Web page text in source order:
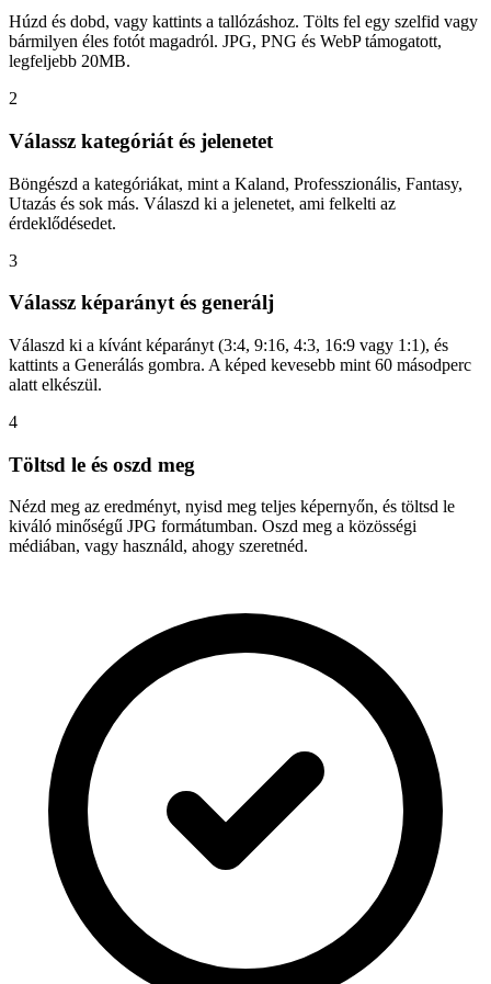
Húzd és dobd, vagy kattints a tallózáshoz. Tölts fel egy szelfid vagy
bármilyen éles fotót magadról. JPG, PNG és WebP támogatott,
legfeljebb 20MB.
2
Válassz kategóriát és jelenetet
Böngészd a kategóriákat, mint a Kaland, Professzionális, Fantasy,
Utazás és sok más. Válaszd ki a jelenetet, ami felkelti az
érdeklődésedet.
3
Válassz képarányt és generálj
Válaszd ki a kívánt képarányt (3:4, 9:16, 4:3, 16:9 vagy 1:1), és
kattints a Generálás gombra. A képed kevesebb mint 60 másodperc
alatt elkészül.
4
Töltsd le és oszd meg
Nézd meg az eredményt, nyisd meg teljes képernyőn, és töltsd le
kiváló minőségű JPG formátumban. Oszd meg a közösségi
médiában, vagy használd, ahogy szeretnéd.